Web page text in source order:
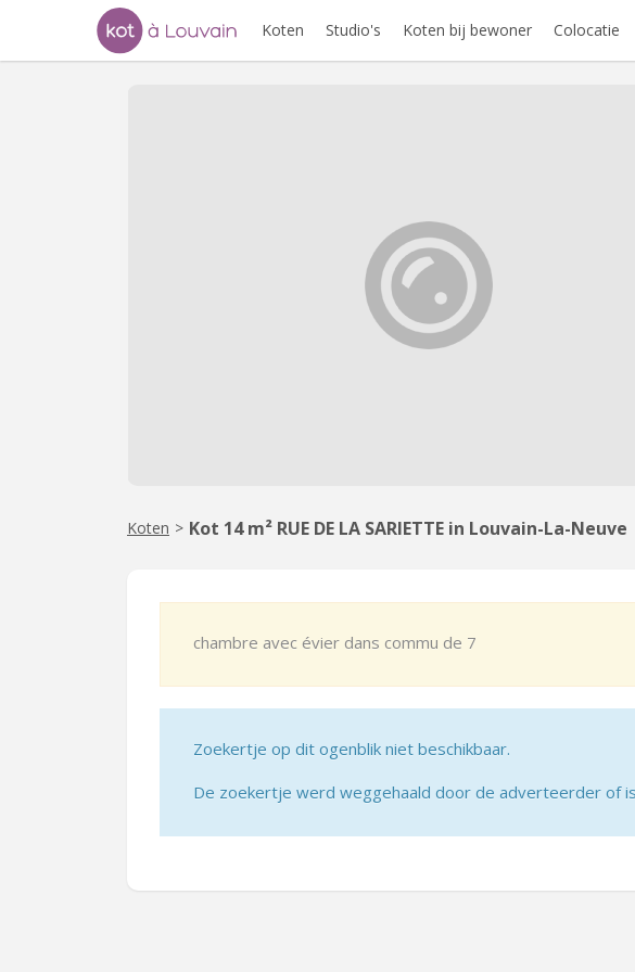
Koten Studio's Koten bij bewoner Colocatie
Koten > Kot 14 m² RUE DE LA SARIETTE in Louvain-La-Neuve
chambre avec évier dans commu de 7
Zoekertje op dit ogenblik niet beschikbaar.
De zoekertje werd weggehaald door de adverteerder of